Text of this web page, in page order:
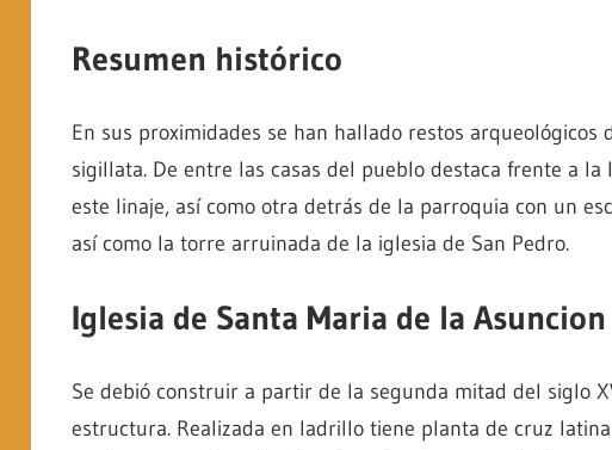
Villacarralón,
en
Tierra
de
Campos
–
Resumen histórico
En sus proximidades se han hallado restos
sigillata. De entre las casas del pueblo destaca frente a la
este linaje, así como otra detrás de la parroquia con un
así como la torre arruinada de la iglesia de San Pedro.
Iglesia de Santa Maria de la Asuncion
Se debió construir a partir de la segunda mitad del siglo
estructura. Realizada en ladrillo tiene planta de cruz